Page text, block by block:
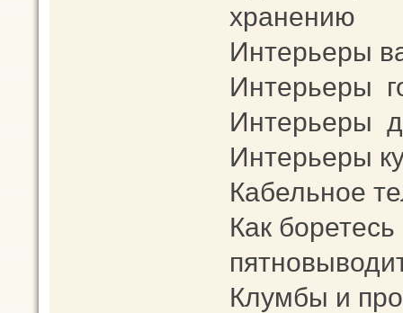
хранению
Интерьеры
Интерьеры
Интерьеры
Интерьеры
Кабельное
Как
Клумбы и